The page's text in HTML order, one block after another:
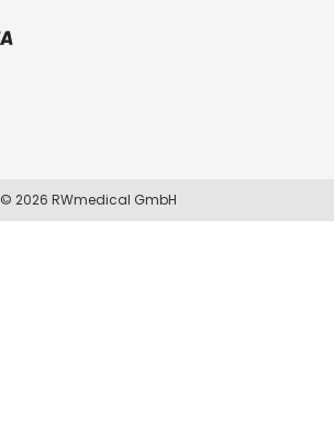
© 2026 RWmedical GmbH